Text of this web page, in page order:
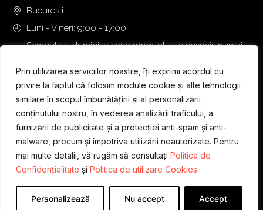
Prin utilizarea serviciilor noastre, îți exprimi acordul cu
privire la faptul că folosim module cookie și alte tehnologii
similare în scopul îmbunătățirii și al personalizării
conținutului nostru, în vederea analizării traficului, a
furnizării de publicitate și a protecției anti-spam și anti-
malware, precum și împotriva utilizării neautorizate. Pentru
mai multe detalii, vă rugăm să consultați Politica de
Confidențialitate și Politica de utilizare Cookies.
Personalizează Nu accept Accept
Bucuresti
Luni - Vineri: 9:00 - 17:00
Sambata si duminica showroom-ul este deschis numai